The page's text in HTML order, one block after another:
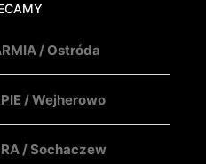
/ Ostróda
/ Wejherowo
/ Sochaczew